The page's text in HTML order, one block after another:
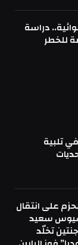
دراسة
للخطر
تلبية
على انتقال
سعيد
تخلّد